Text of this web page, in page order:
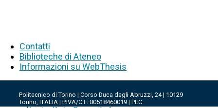
Contatti
Biblioteche di Ateneo
Informazioni su WebThesis
Politecnico di Torino | Corso Duca degli Abruzzi, 24 | 10129
Torino, ITALIA | P.IVA/C.F. 00518460019 | PEC